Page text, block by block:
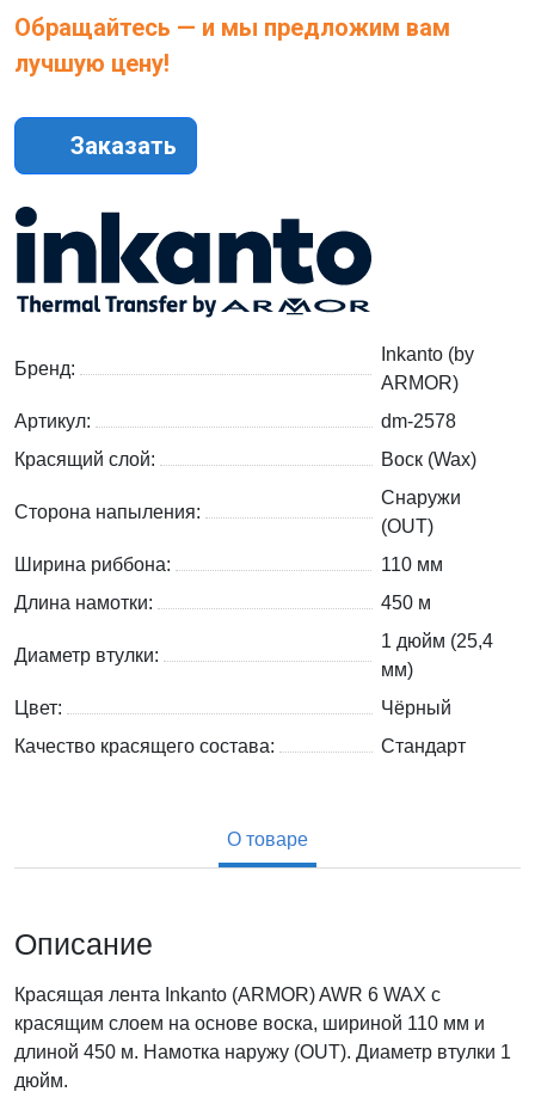
Обращайтесь — и мы предложим вам
лучшую цену!
Заказать
Бренд:
Inkanto (by
ARMOR)
Артикул:
dm-2578
Красящий слой:
Воск (Wax)
Сторона напыления:
Снаружи
(OUT)
Ширина риббона:
110 мм
Длина намотки:
450 м
Диаметр втулки:
1 дюйм (25,4
мм)
Цвет:
Чёрный
Качество красящего состава:
Стандарт
О товаре
Описание
Красящая лента Inkanto (ARMOR) AWR 6 WAX с
красящим слоем на основе воска, шириной 110 мм и
длиной 450 м. Намотка наружу (OUT). Диаметр втулки 1
дюйм.